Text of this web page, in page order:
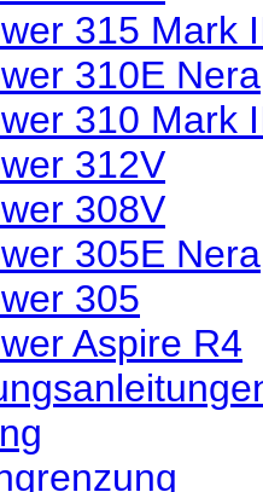
315 Mark
310E Nera
310 Mark
312V
308V
305E Nera
305
Aspire R4